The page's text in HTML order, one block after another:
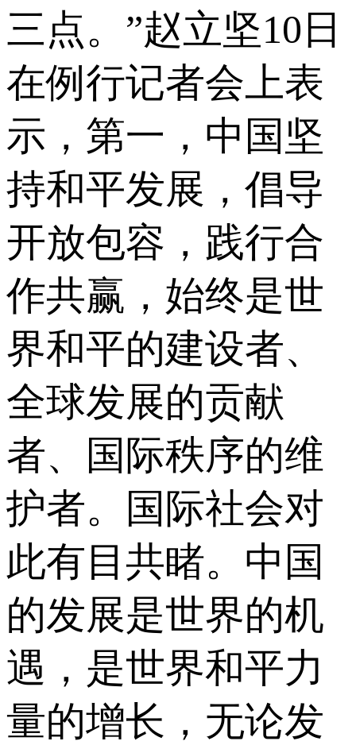
三点。”赵立坚10日
在例行记者会上表
示，第一，中国坚
持和平发展，倡导
开放包容，践行合
作共赢，始终是世
界和平的建设者、
全球发展的贡献
者、国际秩序的维
护者。国际社会对
此有目共睹。中国
的发展是世界的机
遇，是世界和平力
量的增长，无论发